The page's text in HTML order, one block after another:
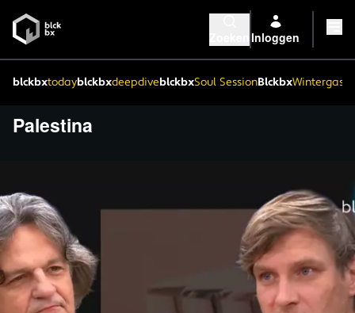
Inloggen
blckbxtodayblckbxdeepdiveblckbxSoul SessionBlckbx
Palestina